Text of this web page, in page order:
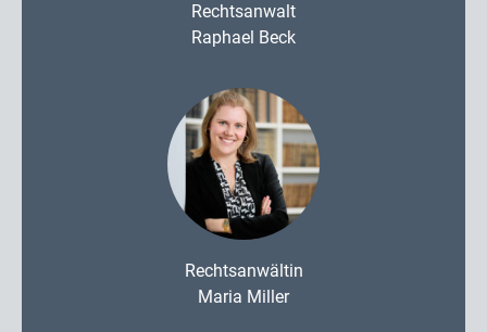
Rechtsanwalt
Raphael Beck
Rechtsanwältin
Maria Miller